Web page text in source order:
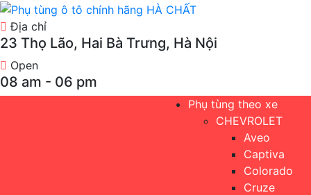
Địa chỉ
23 Thọ Lão, Hai Bà Trưng, Hà Nội
Open
08 am - 06 pm
Phụ tùng theo xe
CHEVROLET
Aveo
Captiva
Colorado
Cruze